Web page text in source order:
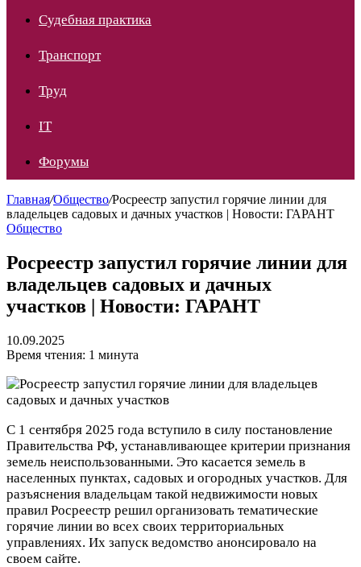
Судебная практика
Транспорт
Труд
IT
Форумы
Главная/Общество/Росреестр запустил горячие линии для
владельцев садовых и дачных участков | Новости: ГАРАНТ
Общество
Росреестр запустил горячие линии для
владельцев садовых и дачных
участков | Новости: ГАРАНТ
10.09.2025
Время чтения: 1 минута
С 1 сентября 2025 года вступило в силу постановление
Правительства РФ, устанавливающее критерии признания
земель неиспользованными. Это касается земель в
населенных пунктах, садовых и огородных участков. Для
разъяснения владельцам такой недвижимости новых
правил Росреестр решил организовать тематические
горячие линии во всех своих территориальных
управлениях. Их запуск ведомство анонсировало на
своем сайте.